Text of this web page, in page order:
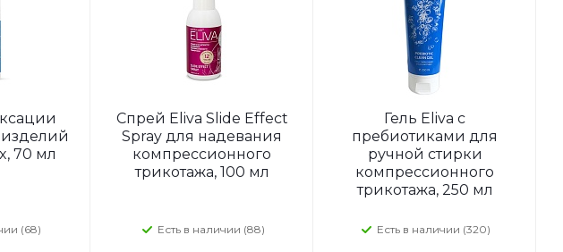
70 мл
(68)
Спрей Eliva Slide Effect
Spray для надевания
компрессионного
трикотажа, 100 мл
Есть в наличии (88)
Гель Eliva с
пребиотиками для
ручной стирки
компрессионного
трикотажа, 250 мл
Есть в наличии (320)